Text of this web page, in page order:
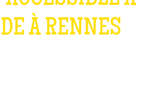
À RENNES